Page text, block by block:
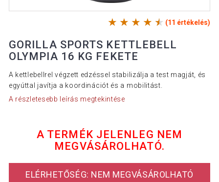
(11 értékelés)
GORILLA SPORTS KETTLEBELL
OLYMPIA 16 KG FEKETE
A kettlebellrel végzett edzéssel stabilizálja a test magját, és
egyúttal javítja a koordinációt és a mobilitást.
A részletesebb leírás megtekintése
A TERMÉK JELENLEG NEM
MEGVÁSÁROLHATÓ.
ELÉRHETŐSÉG: NEM MEGVÁSÁROLHATÓ